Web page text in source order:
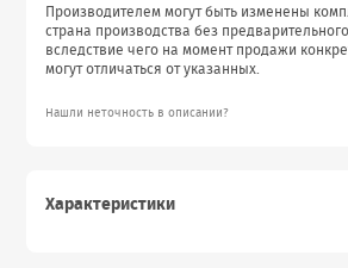
Производителем могут быть изменены
страна производства без
вследствие чего на момент продажи
могут отличаться от указанных.
Нашли неточность в описании?
Характеристики